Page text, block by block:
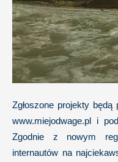
Zgłoszone projekty będą
www.miejodwage.pl i
Zgodnie z nowym
internautów na